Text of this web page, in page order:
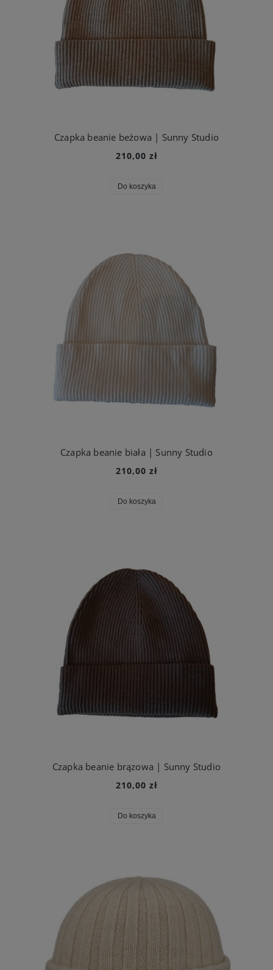
Czapka beanie beżowa | Sunny Studio
210,00 zł
Do koszyka
Czapka beanie biała | Sunny Studio
210,00 zł
Do koszyka
Czapka beanie brązowa | Sunny Studio
210,00 zł
Do koszyka